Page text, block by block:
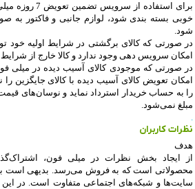
برای استفاده از
‏خوبی بسته بندی شود، لوازم جانبی و فاکتور به
شود.
در صورتی که کالای برگشتی در شرایط اولیه خود
امکان سرویس دهی وجود ندارد و کالا خارج از
در صورتی که موجودی کالای آسیب دیده در میلی
امکان تعویض کالای آسیب دیده با کالای جایگزین را
را به حساب خریدار استرداد نماید و نوسان‏‌های
مبلغ نمی‌‏شود.
.
نظرات کاربران
هدف
از ایجاد بخش نظرات در میلی فون،
محصولاتی است که به فروش می‌رسد. بدیهی است
سایت‌ها و شبکه‌های اجتماعی متفاوت است. در